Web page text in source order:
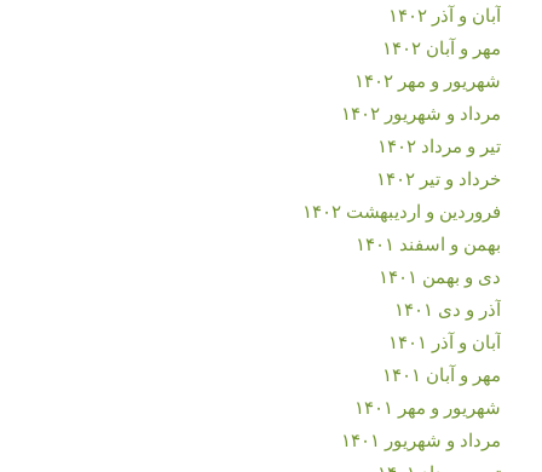
آبان و آذر ۱۴۰۲
مهر و آبان ۱۴۰۲
شهریور و مهر ۱۴۰۲
مرداد و شهریور ۱۴۰۲
تیر و مرداد ۱۴۰۲
خرداد و تیر ۱۴۰۲
فروردین و اردیبهشت ۱۴۰۲
بهمن و اسفند ۱۴۰۱
دی و بهمن ۱۴۰۱
آذر و دی ۱۴۰۱
آبان و آذر ۱۴۰۱
مهر و آبان ۱۴۰۱
شهریور و مهر ۱۴۰۱
مرداد و شهریور ۱۴۰۱